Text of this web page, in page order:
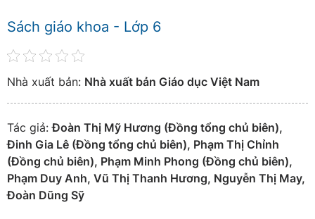
Sách giáo khoa - Lớp 6
Nhà xuất bản: Nhà xuất bản Giáo dục Việt Nam
Tác giả:Đoàn Thị Mỹ Hương (Đồng tổng chủ biên),
Đinh Gia Lê (Đồng tổng chủ biên), Phạm Thị Chỉnh
(Đồng chủ biên), Phạm Minh Phong (Đồng chủ biên),
Phạm Duy Anh, Vũ Thị Thanh Hương, Nguyễn Thị May,
Đoàn Dũng Sỹ